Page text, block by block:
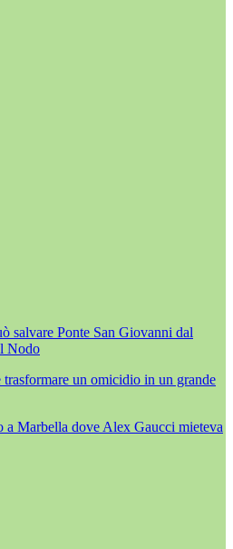
salvare Ponte San Giovanni dal
Nodo
un omicidio in un grande
a Marbella dove Alex Gaucci mieteva